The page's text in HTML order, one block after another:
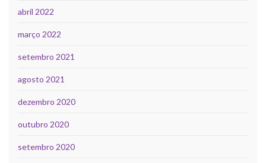
abril 2022
março 2022
setembro 2021
agosto 2021
dezembro 2020
outubro 2020
setembro 2020